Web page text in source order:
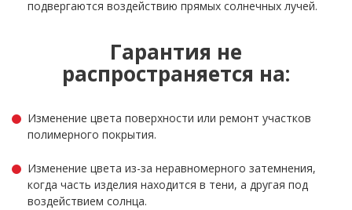
подвергаются воздействию прямых солнечных лучей.
Гарантия не
распространяется на:
Изменение цвета поверхности или ремонт участков
полимерного покрытия.
Изменение цвета из-за неравномерного затемнения,
когда часть изделия находится в тени, а другая под
воздействием солнца.